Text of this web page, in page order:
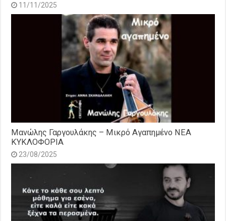
11/11/2025
Μανώλης Γαργουλάκης – Μικρό Αγαπημένο NEΑ
ΚΥΚΛΟΦΟΡΙΑ
23/08/2025